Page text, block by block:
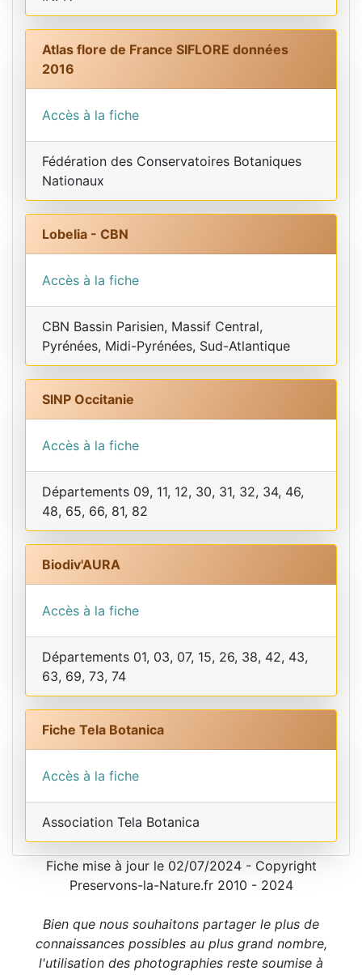
Atlas flore de France SIFLORE données
2016
Accès à la fiche
Fédération des Conservatoires Botaniques
Nationaux
Lobelia - CBN
Accès à la fiche
CBN Bassin Parisien, Massif Central,
Pyrénées, Midi-Pyrénées, Sud-Atlantique
SINP Occitanie
Accès à la fiche
Départements 09, 11, 12, 30, 31, 32, 34, 46,
48, 65, 66, 81, 82
Biodiv'AURA
Accès à la fiche
Départements 01, 03, 07, 15, 26, 38, 42, 43,
63, 69, 73, 74
Fiche Tela Botanica
Accès à la fiche
Association Tela Botanica
Fiche mise à jour le 02/07/2024 - Copyright
Preservons-la-Nature.fr 2010 - 2024
Bien que nous souhaitons partager le plus de
connaissances possibles au plus grand nombre,
l'utilisation des photographies reste soumise à